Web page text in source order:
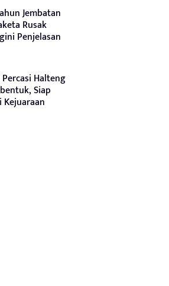
Jembatan
Rusak
Penjelasan
Halteng
Siap
Kejuaraan